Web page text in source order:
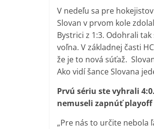
V nedeľu sa pre
Slovan v prvom kole
Bystrici z 1:3. Odohrali
voľna. V základnej časti
že je to nová súťaž.
Ako vidí šance Slovana
Prvú sériu ste vyhrali
nemuseli zapnúť
„Pre nás to určite nebola